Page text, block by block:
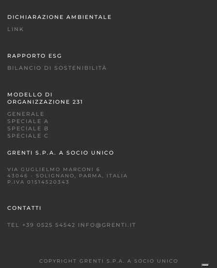
DICHIARAZIONE AMBIENTALE
LINK
RAPPORTO ESG
BILANCIO DI SOSTENIBILITÀ
MODELLO DI
ORGANIZZAZIONE 231
GENERALE
SPECIALE A
SPECIALE B
SPECIALE C
GRENTI S.P.A. A SOCIO UNICO
VIA GUGLIELMO MARCONI 6
43046 - SOLIGNANO, PARMA, ITALIA
P.IVA 01514520343
CONTATTI
TEL +39 0525 54542 INFO@GRENTI.IT
COPYRIGHT GRENTI S.P.A. A SOCIO UNICO